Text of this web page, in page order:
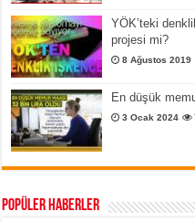
YÖK’teki
projesi mi?
8 Ağustos 2019
En düşük
3 Ocak 2024
Popüler Haberler